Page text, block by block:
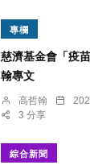
專欄
慈濟基金會「疫
翰專文
高哲翰
3 分享
綜合新聞